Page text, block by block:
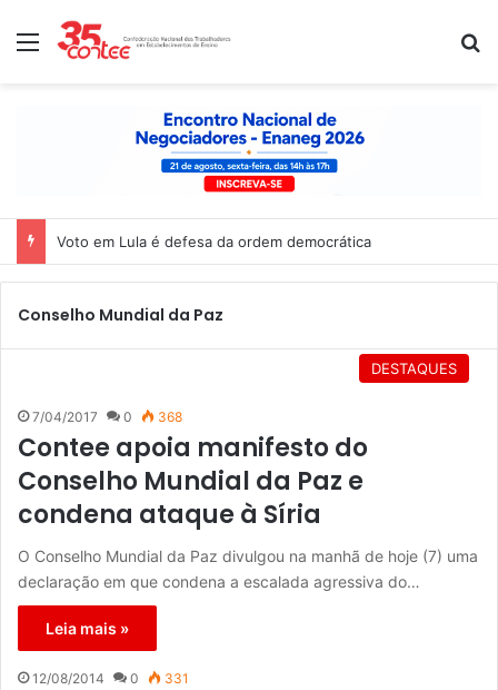
Menu
Voto em Lula é defesa da ordem democrática
Conselho Mundial da Paz
DESTAQUES
7/04/2017 0 368
Contee apoia manifesto do
Conselho Mundial da Paz e
condena ataque à Síria
O Conselho Mundial da Paz divulgou na manhã de hoje (7) uma
declaração em que condena a escalada agressiva do…
Leia mais »
12/08/2014 0 331